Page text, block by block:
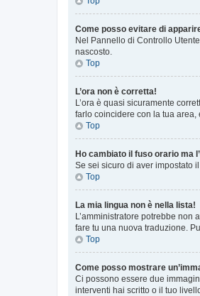
Come posso evitare di
Nel Pannello di Controllo
nascosto.
Top
L’ora non è corretta!
L’ora è quasi sicuramente
farlo coincidere con la tua area,
Top
Ho cambiato il fuso orario ma
Se sei sicuro di aver impostato
Top
La mia lingua non è nella lista!
L’amministratore potrebbe
fare tu una nuova traduzione.
Top
Come posso mostrare
Ci possono essere due
interventi hai scritto o il tuo